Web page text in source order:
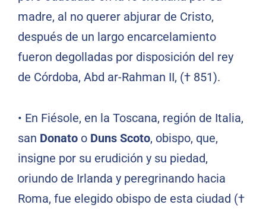
madre, al no querer abjurar de Cristo,
después de un largo encarcelamiento
fueron degolladas por disposición del rey
de Córdoba, Abd ar-Rahman II, († 851).
• En Fiésole, en la Toscana, región de Italia,
san Donato o Duns Scoto, obispo, que,
insigne por su erudición y su piedad,
oriundo de Irlanda y peregrinando hacia
Roma, fue elegido obispo de esta ciudad (†